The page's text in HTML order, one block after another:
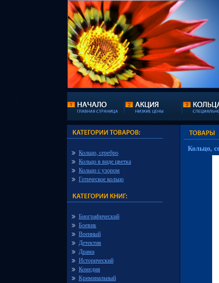
Кольцо, серебро
Кольцо в виде цветка
Кольцо с узором
Готическое кольцо
Биографический
Боевик
Военный
Детектив
Драма
Исторический
Комедия
Криминальный
Кольцо,